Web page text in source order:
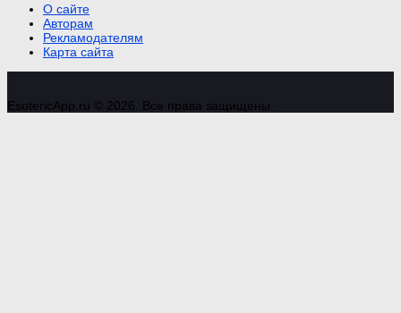
О сайте
Авторам
Рекламодателям
Карта сайта
EsotericApp.ru © 2026. Все права защищены.